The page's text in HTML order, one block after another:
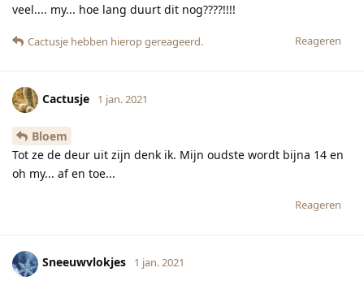
veel.... my... hoe lang duurt dit nog????!!!!
Reageren
Cactusje hebben hierop gereageerd.
Cactusje 1 jan. 2021
Bloem
Tot ze de deur uit zijn denk ik. Mijn oudste wordt bijna 14 en
oh my... af en toe...
Reageren
Sneeuwvlokjes 1 jan. 2021